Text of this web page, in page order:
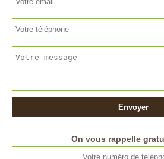
On vous rappelle